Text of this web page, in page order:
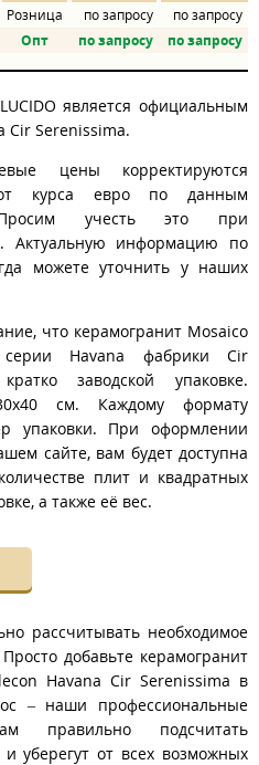
Розница по запросу
по запросу
Опт по запросу по запросу
является официальным
Cir Serenissima.
цены корректируются
курса евро по данным
учесть это при
Актуальную информацию по
можете уточнить у наших
что керамогранит Mosaico
Havana фабрики Cir
заводской упаковке.
см. Каждому формату
упаковки. При оформлении
сайте, вам будет доступна
плит и квадратных
а также её вес.
рассчитывать необходимое
добавьте керамогранит
Havana Cir Serenissima в
– наши профессиональные
правильно подсчитать
уберегут от всех возможных